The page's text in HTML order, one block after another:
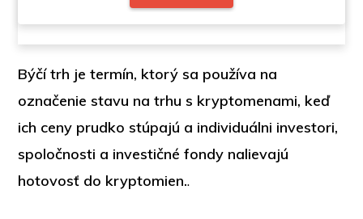
Býčí trh je termín, ktorý sa používa na
označenie stavu na trhu s kryptomenami, keď
ich ceny prudko stúpajú a individuálni investori,
spoločnosti a investičné fondy nalievajú
hotovosť do kryptomien..